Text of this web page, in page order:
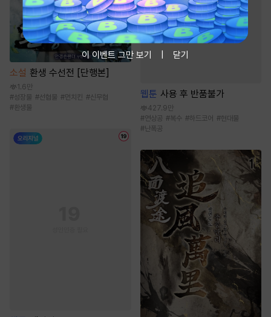
소설 환생 수선전 [단행본]
1.6만
#성장물 #선협물 #먼치킨 #신무협
# 환생물
웹툰 사용 후 반품불가
427.9만
#연상공 #복수 #하드코어 #현대물
#난폭공
이 이벤트 그만 보기 닫기